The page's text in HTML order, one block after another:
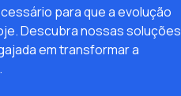
para que a evolução
Descubra nossas soluções
em transformar a